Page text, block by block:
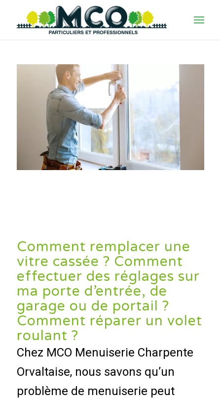
Comment remplacer une
vitre cassée ? Comment
effectuer des réglages sur
ma porte d’entrée, de
garage ou de portail ?
Comment réparer un volet
roulant ?
Chez MCO Menuiserie Charpente
Orvaltaise, nous savons qu’un
problème de menuiserie peut